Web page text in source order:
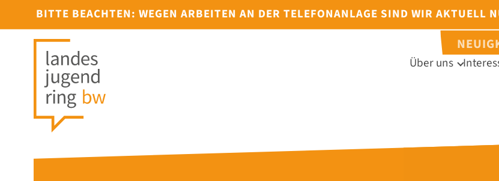
BITTE BEACHTEN: WEGEN ARBEITEN AN DER TELEFONANLAGE SIND WIR AKTUELL
Über uns